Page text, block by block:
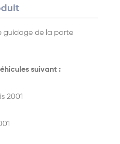
guidage de la porte
suivant :
2001